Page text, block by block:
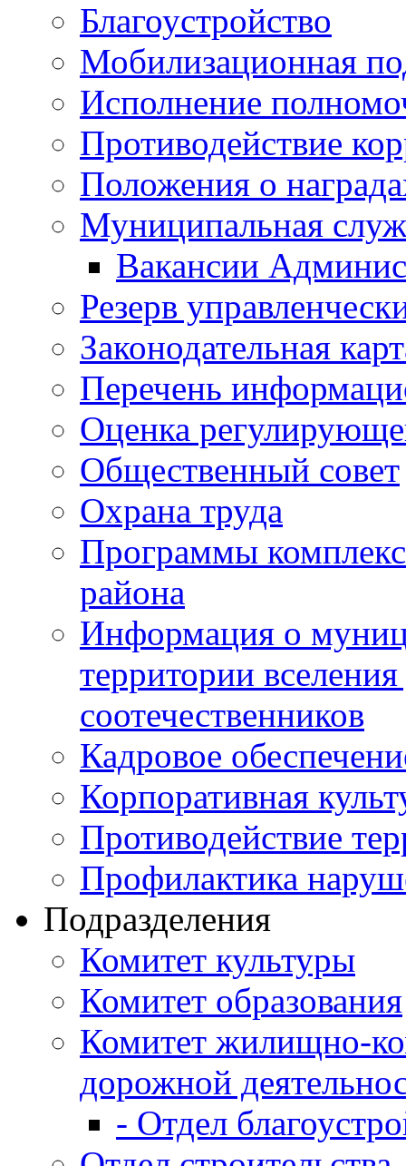
Благоустройство
Мобилизационная
Исполнение
Противодействие
Положения о
Муниципальная
Вакансии
Резерв
Законодательная
Перечень
Оценка
Общественный совет
Охрана труда
Программы
района
Информация о
территории
соотечественников
Кадровое
Корпоративная
Противодействие
Профилактика
Подразделения
Комитет культуры
Комитет образования
Комитет жилищно-
дорожной
- Отдел